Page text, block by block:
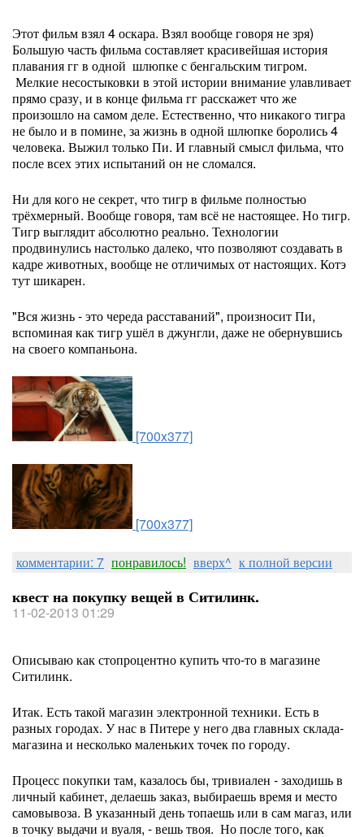
Этот фильм взял 4 оскара. Взял вообще говоря не зря)
Большую часть фильма составляет красивейшая история
плавания гг в одной шлюпке с бенгальским тигром.
Мелкие несостыковки в этой истории внимание улавливает
прямо сразу, и в конце фильма гг расскажет что же
произошло на самом деле. Естественно, что никакого тигра
не было и в помине, за жизнь в одной шлюпке боролись 4
человека. Выжил только Пи. И главный смысл фильма, что
после всех этих испытаний он не сломался.
Ни для кого не секрет, что тигр в фильме полностью
трёхмерный. Вообще говоря, там всё не настоящее. Но тигр.
Тигр выглядит абсолютно реально. Технологии
продвинулись настолько далеко, что позволяют создавать в
кадре животных, вообще не отличимых от настоящих. Котэ
тут шикарен.
"Вся жизнь - это череда расставаний", произносит Пи,
вспоминая как тигр ушёл в джунгли, даже не обернувшись
на своего компаньона.
[700x377]
[700x377]
комментарии: 7 понравилось! вверх^ к полной версии
квест на покупку вещей в Ситилинк.
11-02-2013 01:29
Описываю как стопроцентно купить что-то в магазине
Ситилинк.
Итак. Есть такой магазин электронной техники. Есть в
разных городах. У нас в Питере у него два главных склада-
магазина и несколько маленьких точек по городу.
Процесс покупки там, казалось бы, тривиален - заходишь в
личный кабинет, делаешь заказ, выбираешь время и место
самовывоза. В указанный день топаешь или в сам магаз, или
в точку выдачи и вуаля, - вешь твоя. Но после того, как